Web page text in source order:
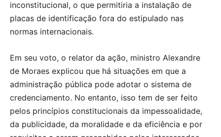
inconstitucional, o que permitiria a instalação de
placas de identificação fora do estipulado nas
normas internacionais.
Em seu voto, o relator da ação, ministro Alexandre
de Moraes explicou que há situações em que a
administração pública pode adotar o sistema de
credenciamento. No entanto, isso tem de ser feito
pelos princípios constitucionais da impessoalidade,
da publicidade, da moralidade e da eficiência e por